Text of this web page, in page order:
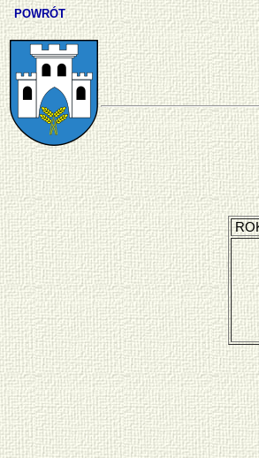
POWRÓT